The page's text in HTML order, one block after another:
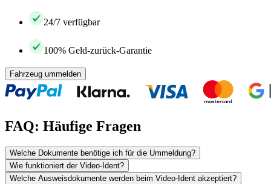
24/7 verfügbar
100% Geld-zurück-Garantie
Fahrzeug ummelden
FAQ: Häufige Fragen
Welche Dokumente benötige ich für die Ummeldung?
Wie funktioniert der Video-Ident?
Welche Ausweisdokumente werden beim Video-Ident akzeptiert?